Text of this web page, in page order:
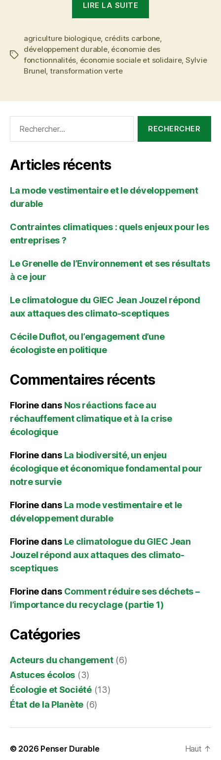
LIRE LA SUITE
ou
réalité
?
Étiquettes
agriculture biologique, crédits carbone
développement durable, économie des
fonctionnalités économie sociale et solidaire, Sylvie
Brunel transformation verte
Articles récents
La mode vestimentaire et le développement
durable
Contraintes climatiques : quels enjeux pour les
entreprises ?
Le Grenelle de l’Environnement et ses résultats
à ce jour
Le climatologue du GIEC Jean Jouzel répond
aux attaques des climato-sceptiques
Cécile Duflot, ou l’engagement d’une
écologiste en politique
Commentaires récents
Florine dans Nos réactions face au
réchauffement climatique et à la crise
écologique
Florine dans La biodiversité, un enjeu
écologique et économique fondamental pour
notre survie
Florine dans La mode vestimentaire et le
développement durable
Florine dans Le climatologue du GIEC Jean
Jouzel répond aux attaques des climato-
sceptiques
Florine dans Comment réduire ses déchets –
l’importance du recyclage (partie 1)
Catégories
Acteurs du changement(6)
Astuces écolos (3)
Écologie et Société(13)
État de la Planète (6)
© 2026 Penser Durable Haut ↑